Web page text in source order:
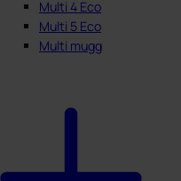
Multi 4 Eco
Multi 5 Eco
Multi mugg